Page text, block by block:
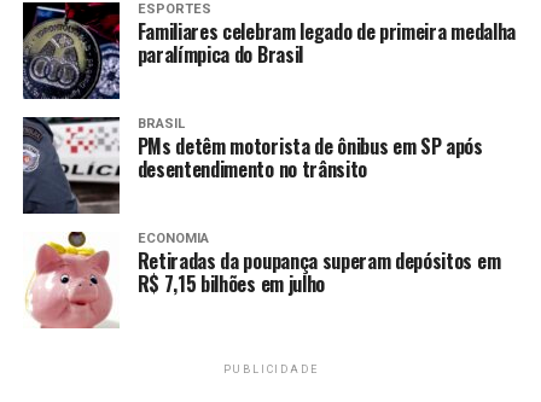
ESPORTES
Familiares celebram legado de primeira medalha
paralímpica do Brasil
BRASIL
PMs detêm motorista de ônibus em SP após
desentendimento no trânsito
ECONOMIA
Retiradas da poupança superam depósitos em
R$ 7,15 bilhões em julho
PUBLICIDADE